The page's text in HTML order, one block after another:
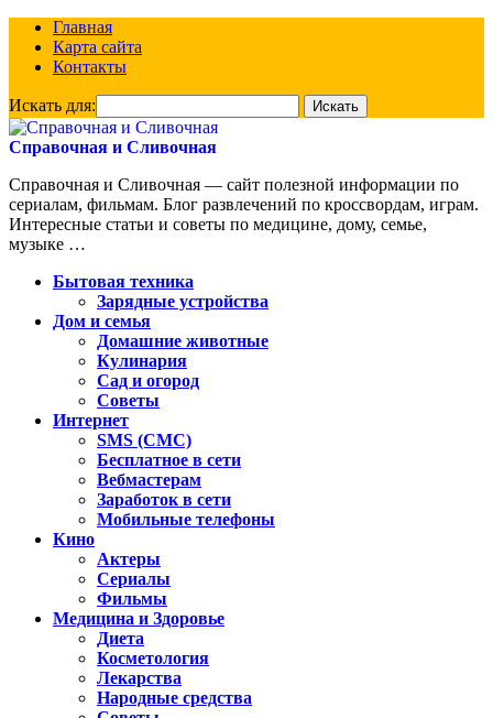
Главная
Карта сайта
Контакты
Искать для:
Справочная и Сливочная
Справочная и Сливочная — сайт полезной информации по
сериалам, фильмам. Блог развлечений по кроссвордам, играм.
Интересные статьи и советы по медицине, дому, семье,
музыке …
Бытовая техника
Зарядные устройства
Дом и семья
Домашние животные
Кулинария
Сад и огород
Советы
Интернет
SMS (СМС)
Бесплатное в сети
Вебмастерам
Заработок в сети
Мобильные телефоны
Кино
Актеры
Сериалы
Фильмы
Медицина и Здоровье
Диета
Косметология
Лекарства
Народные средства